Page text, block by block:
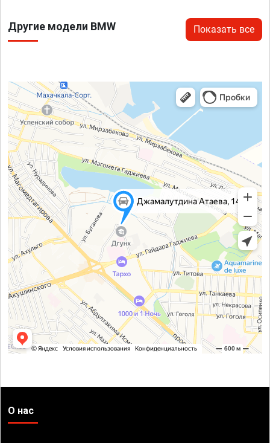
Другие модели BMW Показать все
О нас